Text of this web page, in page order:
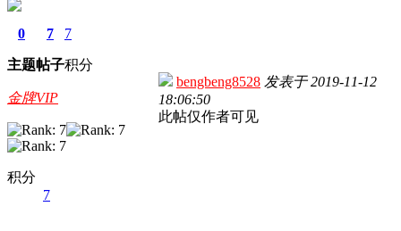
0
主题
7
帖子
7
积分
金牌VIP
积分
7
bengbeng8528 发表于2019-11-12
18:06:50
此帖仅作者可见